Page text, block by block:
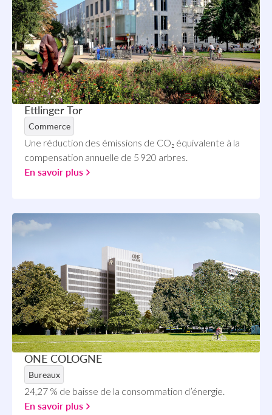
Ettlinger Tor
Commerce
Une réduction des émissions de CO₂ équivalente à la
compensation annuelle de 5 920 arbres.
En savoir plus
ONE COLOGNE
Bureaux
24,27 % de baisse de la consommation d’énergie.
En savoir plus